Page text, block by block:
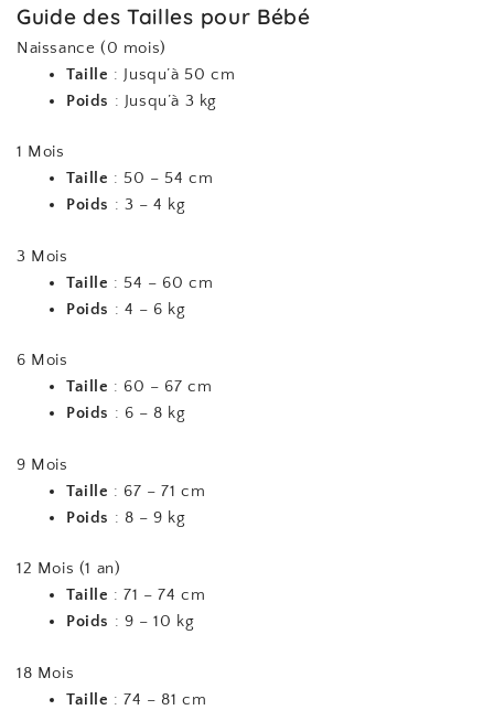
Guide des Tailles pour Bébé
Naissance (0 mois)
Taille : Jusqu’à 50 cm
Poids : Jusqu’à 3 kg
1 Mois
Taille : 50 – 54 cm
Poids : 3 – 4 kg
3 Mois
Taille : 54 – 60 cm
Poids : 4 – 6 kg
6 Mois
Taille : 60 – 67 cm
Poids : 6 – 8 kg
9 Mois
Taille : 67 – 71 cm
Poids : 8 – 9 kg
12 Mois (1 an)
Taille : 71 – 74 cm
Poids : 9 – 10 kg
18 Mois
Taille : 74 – 81 cm